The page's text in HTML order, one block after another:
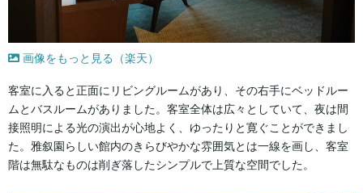
画像をもっと見る（楽天）
客室に入ると正面にリビングルームがあり、その右手にベッドルー
ムとバスルームがありました。客室全体は広々としていて、夜は間
接照明による光の演出が心地よく、ゆったりと寛ぐことができまし
た。雅叙園らしい館内のきらびやかな雰囲気とは一線を画し、客室
階は無駄なものは削ぎ落したシンプルで上質な空間でした。